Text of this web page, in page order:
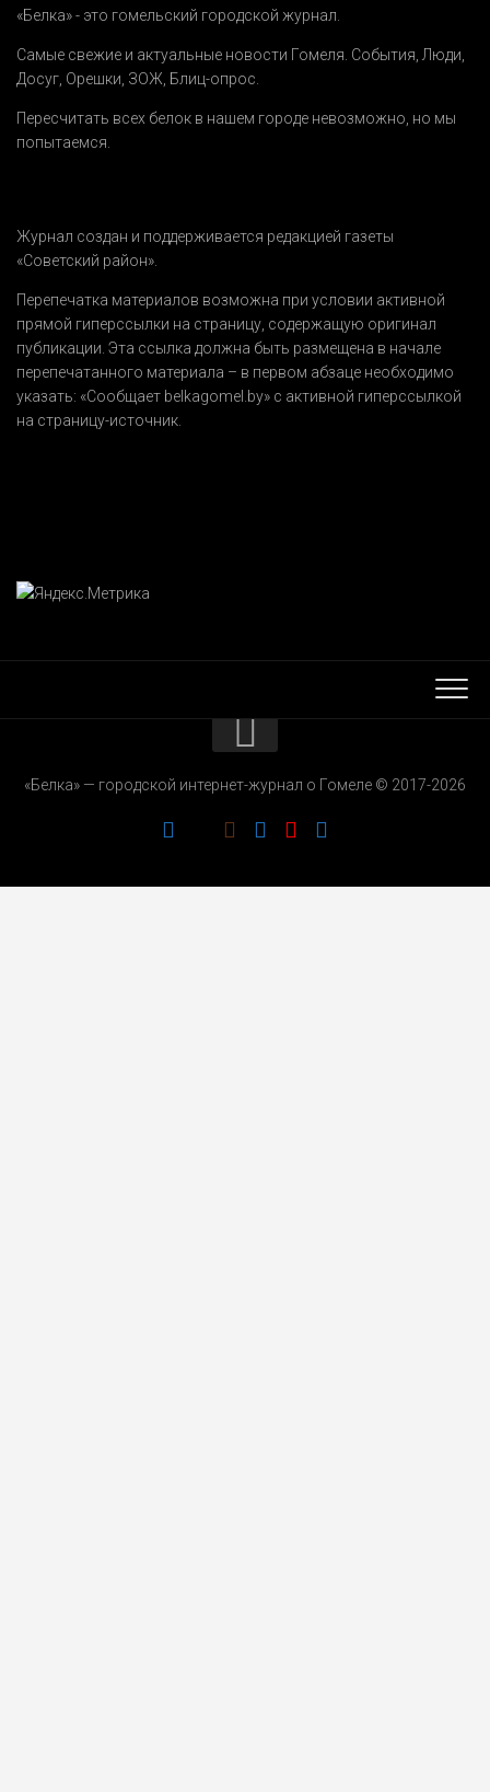
«Белка» - это гомельский городской журнал.
Самые свежие и актуальные новости Гомеля. События Люди
Досуг Орешки ЗОЖ Блиц-опрос
Пересчитать всех белок в нашем городе невозможно, но мы
попытаемся.
Журнал создан и поддерживается редакцией газеты
«Советский район».
Перепечатка материалов возможна при условии активной
прямой гиперссылки на страницу, содержащую оригинал
публикации. Эта ссылка должна быть размещена в начале
перепечатанного материала – в первом абзаце необходимо
указать: «Сообщает belkagomel.by» с активной гиперссылкой
на страницу-источник.
РЕКЛАМОДАТЕЛЯМ
«Белка» — городской интернет-журнал о Гомеле © 2017-2026